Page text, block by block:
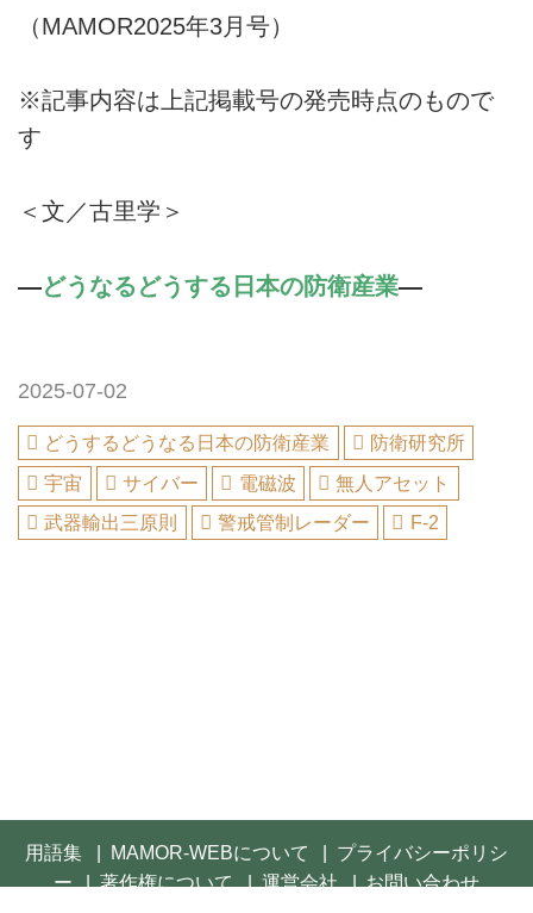
（MAMOR2025年3月号）
※記事内容は上記掲載号の発売時点のもので
す
＜文／古里学＞
―どうなるどうする日本の防衛産業―
2025-07-02
どうするどうなる日本の防衛産業
防衛研究所
宇宙
サイバー 電磁波
無人アセット
武器輸出三原則
警戒管制レーダー F-2
用語集 MAMOR-WEBについて
プライバシーポリシ
ー
著作権について 運営会社
お問い合わせ